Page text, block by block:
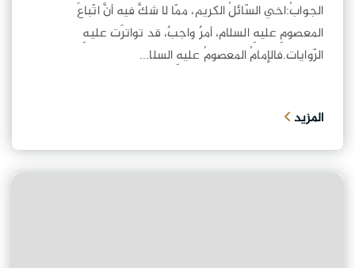
الجوابُ:اخي السّائلُ الكريم، ممّا لا شكَّ فيه أنَّ اتّباعَ
المعصومِ عليهِ السلام، أمرٌ واجبٌ، قد تواترَت عليهِ
الرّوايات.فالإمامُ المعصومُ عليهِ السلا...
المزيد